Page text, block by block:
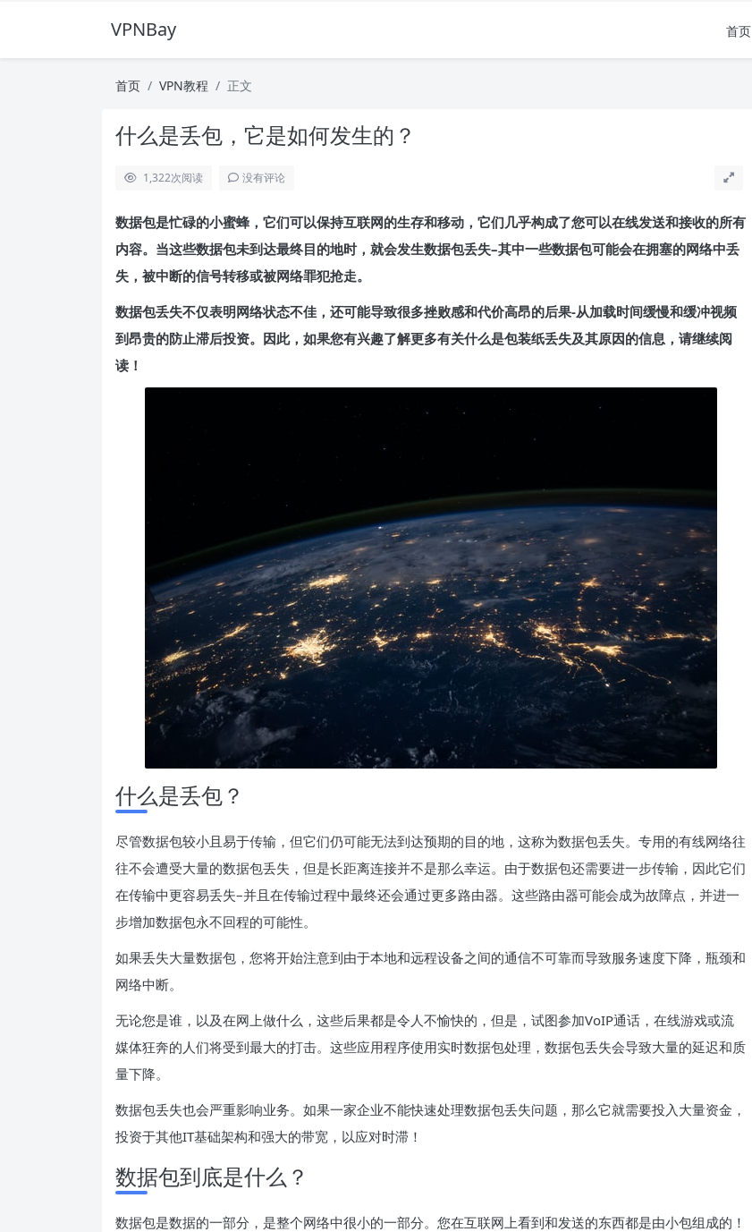
VPNBay 首页
首页 VPN教程 正文
什么是丢包，它是如何发生的？
1,322次阅读 没有评论
数据包是忙碌的小蜜蜂，它们可以保持互联网的生存和移动，它们几乎构成了您可以在线发送和接收的所有
内容。当这些数据包未到达最终目的地时，就会发生数据包丢失–其中一些数据包可能会在拥塞的网络中丢
失，被中断的信号转移或被网络罪犯抢走。
数据包丢失不仅表明网络状态不佳，还可能导致很多挫败感和代价高昂的后果-从加载时间缓慢和缓冲视频
到昂贵的防止滞后投资。因此，如果您有兴趣了解更多有关什么是包装纸丢失及其原因的信息，请继续阅
读！
什么是丢包？
尽管数据包较小且易于传输，但它们仍可能无法到达预期的目的地，这称为数据包丢失。专用的有线网络往
往不会遭受大量的数据包丢失，但是长距离连接并不是那么幸运。由于数据包还需要进一步传输，因此它们
在传输中更容易丢失–并且在传输过程中最终还会通过更多路由器。这些路由器可能会成为故障点，并进一
步增加数据包永不回程的可能性。
如果丢失大量数据包，您将开始注意到由于本地和远程设备之间的通信不可靠而导致服务速度下降，瓶颈和
网络中断。
无论您是谁，以及在网上做什么，这些后果都是令人不愉快的，但是，试图参加VoIP通话，在线游戏或流
媒体狂奔的人们将受到最大的打击。这些应用程序使用实时数据包处理，数据包丢失会导致大量的延迟和质
量下降。
数据包丢失也会严重影响业务。如果一家企业不能快速处理数据包丢失问题，那么它就需要投入大量资金，
投资于其他IT基础架构和强大的带宽，以应对时滞！
数据包到底是什么？
数据包是数据的一部分，是整个网络中很小的一部分。您在互联网上看到和发送的东西都是由小包组成的！